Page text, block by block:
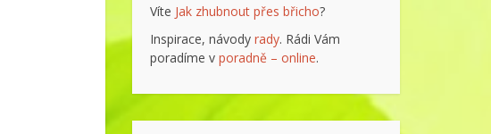
Víte Jak zhubnout přes břicho?
Inspirace, návody rady. Rádi Vám
poradíme v poradně – online.